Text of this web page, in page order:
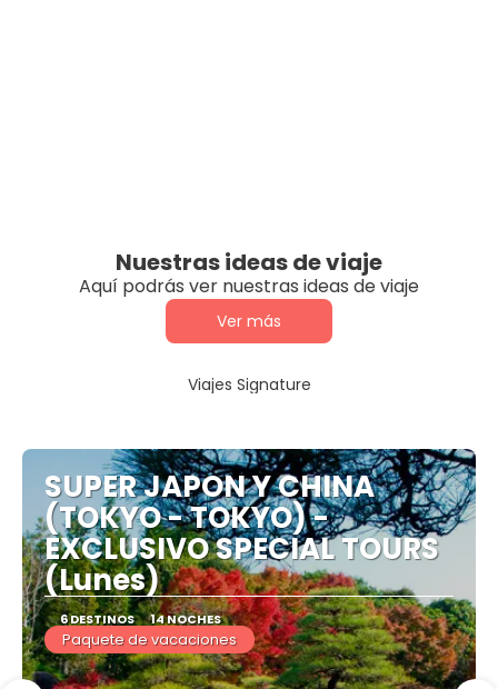
Nuestras ideas de viaje
Aquí podrás ver nuestras ideas de viaje
Ver más
Viajes Signature
SUPER JAPON Y CHINA
(TOKYO - TOKYO) -
EXCLUSIVO SPECIAL TOURS
(Lunes)
6 DESTINOS 14 NOCHES
Paquete de vacaciones